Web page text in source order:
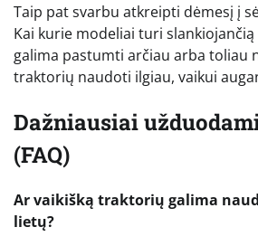
Taip pat svarbu atkreipti dėmesį į
Kai kurie modeliai turi slankiojančią
galima pastumti arčiau arba toliau
traktorių naudoti ilgiau, vaikui
Dažniausiai
(FAQ)
Ar vaikišką traktorių galima
lietų?